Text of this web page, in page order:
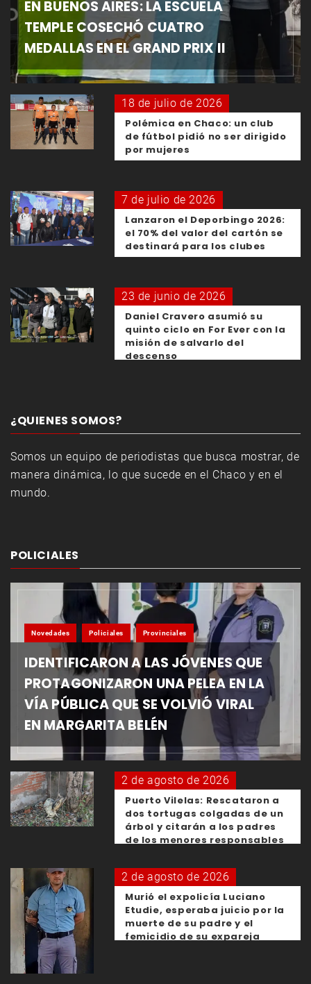
EN BUENOS AIRES: LA ESCUELA
TEMPLE COSECHÓ CUATRO
MEDALLAS EN EL GRAND PRIX II
18 de julio de 2026
Polémica en Chaco: un club
de fútbol pidió no ser dirigido
por mujeres
7 de julio de 2026
Lanzaron el Deporbingo 2026:
el 70% del valor del cartón se
destinará para los clubes
23 de junio de 2026
Daniel Cravero asumió su
quinto ciclo en For Ever con la
misión de salvarlo del
descenso
¿QUIENES SOMOS?
Somos un equipo de periodistas que busca mostrar, de
manera dinámica, lo que sucede en el Chaco y en el
mundo.
POLICIALES
Novedades Policiales Provinciales
IDENTIFICARON A LAS JÓVENES QUE
PROTAGONIZARON UNA PELEA EN LA
VÍA PÚBLICA QUE SE VOLVIÓ VIRAL
EN MARGARITA BELÉN
2 de agosto de 2026
Puerto Vilelas: Rescataron a
dos tortugas colgadas de un
árbol y citarán a los padres
de los menores responsables
2 de agosto de 2026
Murió el expolicía Luciano
Etudie, esperaba juicio por la
muerte de su padre y el
femicidio de su expareja